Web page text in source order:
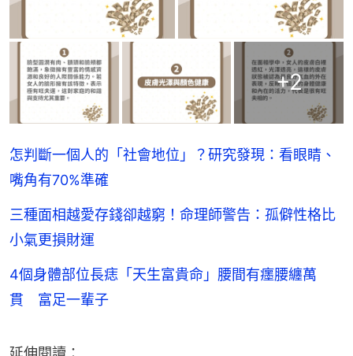
+2
怎判斷一個人的「社會地位」？研究發現：看眼睛、
嘴角有70%準確
三種面相越愛存錢卻越窮！命理師警告：孤僻性格比
小氣更損財運
4個身體部位長痣「天生富貴命」腰間有癦腰纏萬
貫 富足一輩子